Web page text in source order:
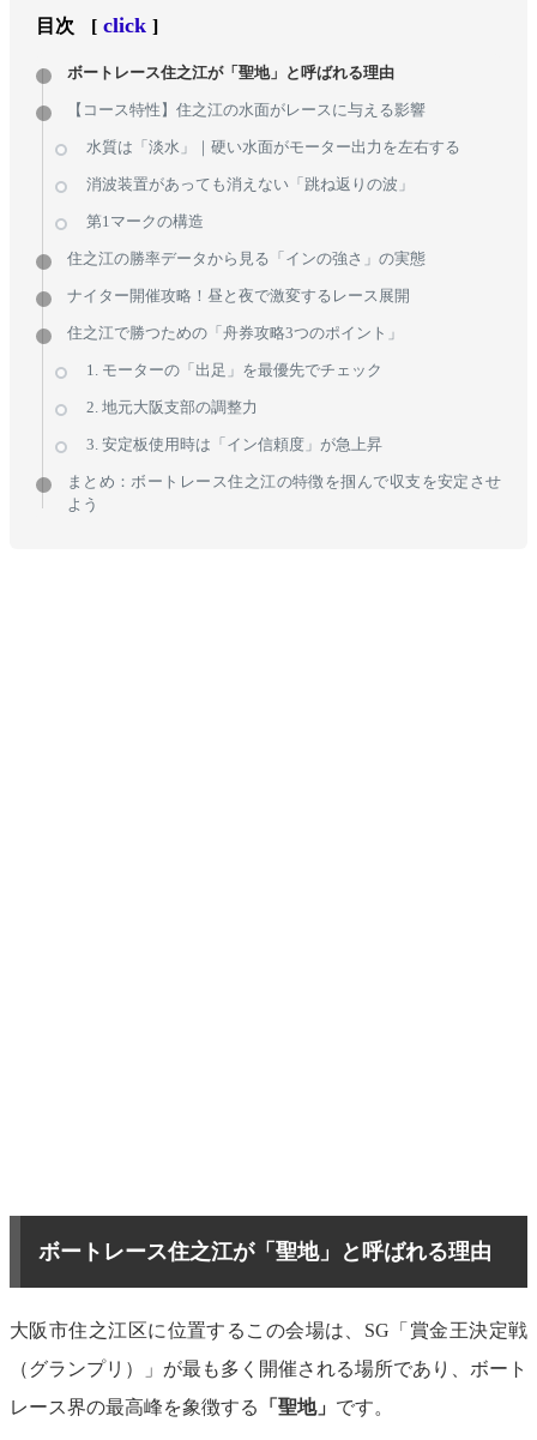
目次 [click ]
ボートレース住之江が「聖地」と呼ばれる理由
【コース特性】住之江の水面がレースに与える影響
水質は「淡水」｜硬い水面がモーター出力を左右する
消波装置があっても消えない「跳ね返りの波」
第1マークの構造
住之江の勝率データから見る「インの強さ」の実態
ナイター開催攻略！昼と夜で激変するレース展開
住之江で勝つための「舟券攻略3つのポイント」
1. モーターの「出足」を最優先でチェック
2. 地元大阪支部の調整力
3. 安定板使用時は「イン信頼度」が急上昇
まとめ：ボートレース住之江の特徴を掴んで収支を安定させ
よう
ボートレース住之江が「聖地」と呼ばれる理由
大阪市住之江区に位置するこの会場は、SG「賞金王決定戦
（グランプリ）」が最も多く開催される場所であり、ボート
レース界の最高峰を象徴する
「聖地」 です。